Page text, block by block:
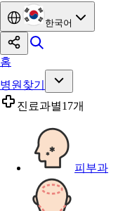
한국어
홈
병원찾기
진료과별17개
피부과